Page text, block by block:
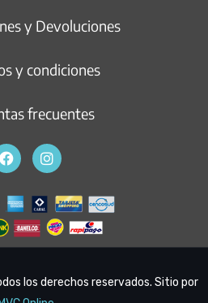
y Devoluciones
y condiciones
frecuentes
los derechos reservados. Sitio por